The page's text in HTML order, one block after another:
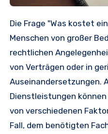
Die Frage "Was kostet einen Anwalt?" ist für viele
Menschen von großer
rechtlichen
von Verträgen oder in
Auseinandersetzungen.
Dienstleistungen
von verschiedenen
Fall, dem benötigten